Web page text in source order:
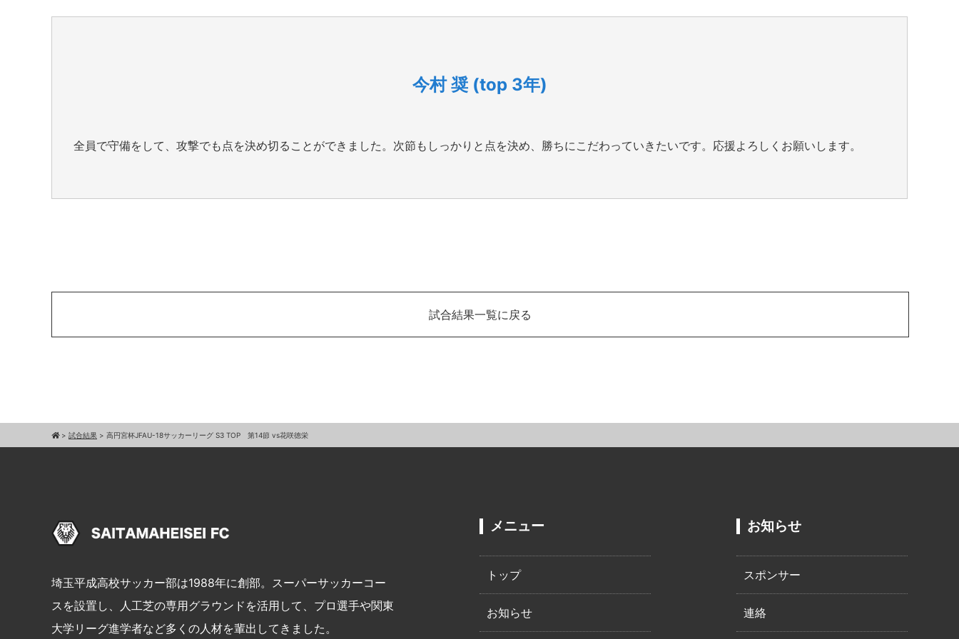
今村 奨 (top 3年)
全員で守備をして、攻撃でも点を決め切ることができました。次節もしっかりと点を決め、勝ちにこだわっていきたいです。応援よろしくお願いします。
試合結果一覧に戻る
> 試合結果 > 高円宮杯JFAU-18サッカーリーグ S3 TOP 第14節 vs花咲徳栄
埼玉平成高校サッカー部は1988年に創部。スーパーサッカーコー
スを設置し、人工芝の専用グラウンドを活用して、プロ選手や関東
大学リーグ進学者など多くの人材を輩出してきました。
メニュー
トップ
お知らせ
お知らせ
スポンサー
連絡